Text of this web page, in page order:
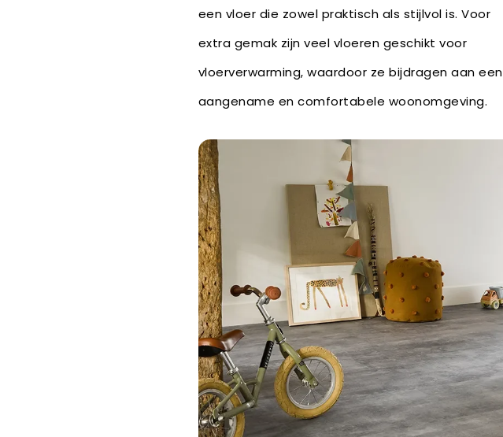
een vloer die zowel praktisch als stijlvol is. Voor
extra gemak zijn veel vloeren geschikt voor
vloerverwarming, waardoor ze bijdragen aan een
aangename en comfortabele woonomgeving.